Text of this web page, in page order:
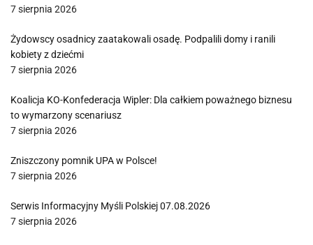
7 sierpnia 2026
Żydowscy osadnicy zaatakowali osadę. Podpalili domy i ranili
kobiety z dziećmi
7 sierpnia 2026
Koalicja KO-Konfederacja Wipler: Dla całkiem poważnego biznesu
to wymarzony scenariusz
7 sierpnia 2026
Zniszczony pomnik UPA w Polsce!
7 sierpnia 2026
Serwis Informacyjny Myśli Polskiej 07.08.2026
7 sierpnia 2026